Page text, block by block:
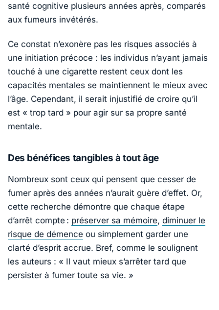
santé cognitive plusieurs années après, comparés
aux fumeurs invétérés.
Ce constat n’exonère pas les risques associés à
une initiation précoce : les individus n’ayant jamais
touché à une cigarette restent ceux dont les
capacités mentales se maintiennent le mieux avec
l’âge. Cependant, il serait injustifié de croire qu’il
est « trop tard » pour agir sur sa propre santé
mentale.
Des bénéfices tangibles à tout âge
Nombreux sont ceux qui pensent que cesser de
fumer après des années n’aurait guère d’effet. Or,
cette recherche démontre que chaque étape
d’arrêt compte : préserver sa mémoire, diminuer le
risque de démence ou simplement garder une
clarté d’esprit accrue. Bref, comme le soulignent
les auteurs : « Il vaut mieux s’arrêter tard que
persister à fumer toute sa vie. »